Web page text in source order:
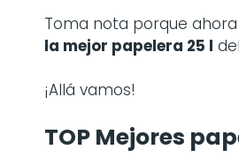
Toma nota porque
la mejor papelera 25 l
¡Allá vamos!
TOP Mejores